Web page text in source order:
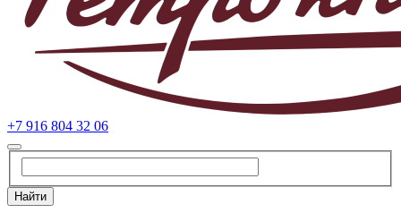
+7 916 804 32 06
Найти